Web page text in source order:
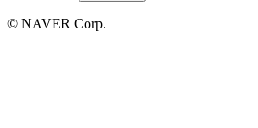
© NAVER Corp.